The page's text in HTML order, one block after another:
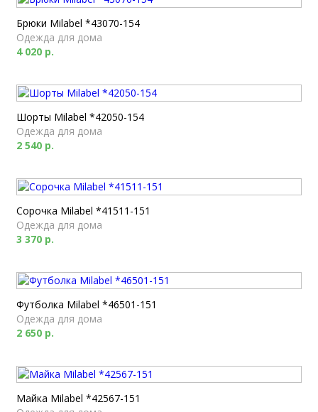
Брюки Milabel *43070-154
Одежда для дома
4 020 р.
Шорты Milabel *42050-154
Одежда для дома
2 540 р.
Сорочка Milabel *41511-151
Одежда для дома
3 370 р.
Футболка Milabel *46501-151
Одежда для дома
2 650 р.
Майка Milabel *42567-151